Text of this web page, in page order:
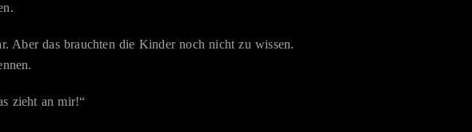
Aber das brauchten die Kinder noch nicht zu wissen.
zieht an mir!“